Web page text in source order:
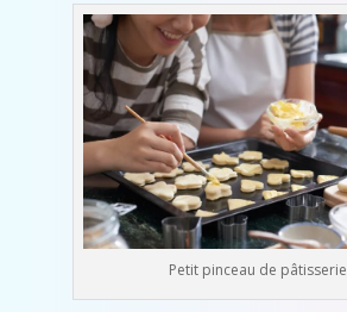
Petit pinceau de pâtisserie